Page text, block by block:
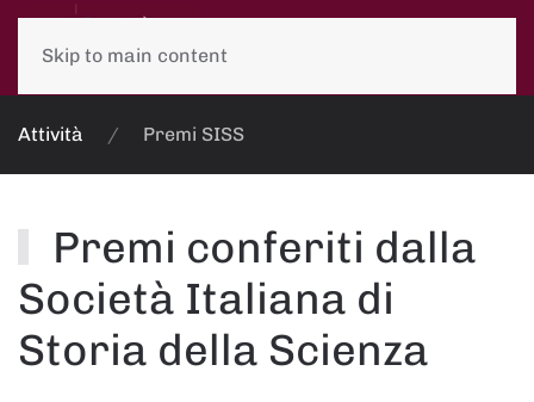
Skip to main content
Attività Premi SISS
Premi conferiti dalla
Società Italiana di
Storia della Scienza